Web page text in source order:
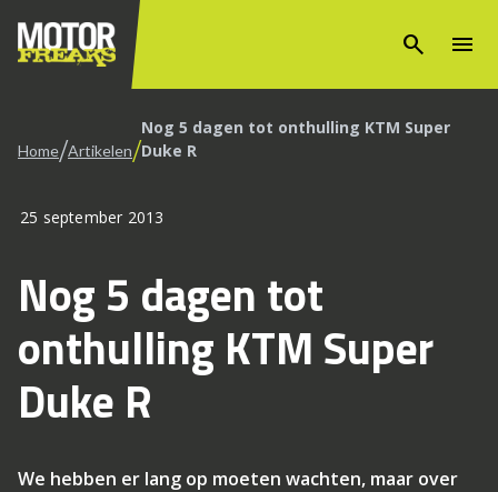
search menu
Home/Artikelen/Nog 5 dagen tot onthulling KTM Super
Duke R
25 september 2013
Nog 5 dagen tot
onthulling KTM Super
Duke R
We hebben er lang op moeten wachten, maar over